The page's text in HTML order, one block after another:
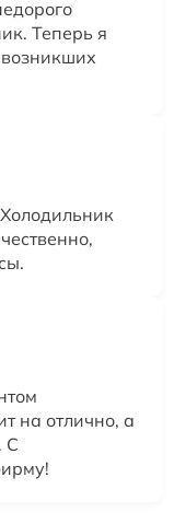
Теперь я
на отлично, а
С